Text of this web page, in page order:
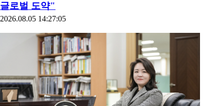
글로벌 도약"
2026.08.05 14:27:05